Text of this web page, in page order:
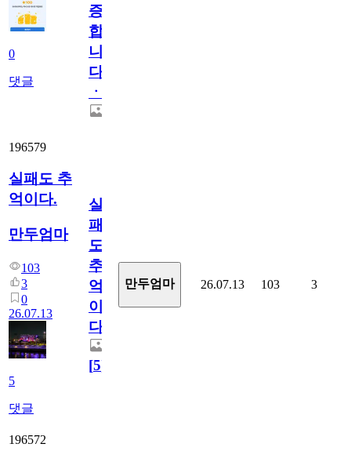
0
댓글
증
합
니
다
ㆍ
196579
실패도 추
억이다.
만두엄마
103
3
0
26.07.13
5
댓글
실
패
도
추
억
이
다.
[5]
만두엄마 26.07.13 103 3
196572